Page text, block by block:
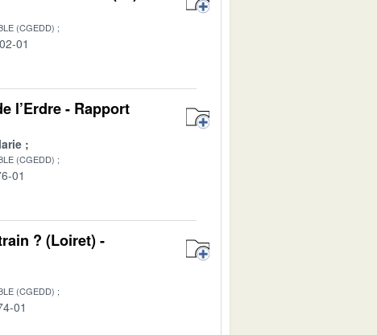
(CGEDD)
01
l’Erdre - Rapport
(CGEDD)
01
? (Loiret) -
(CGEDD)
01